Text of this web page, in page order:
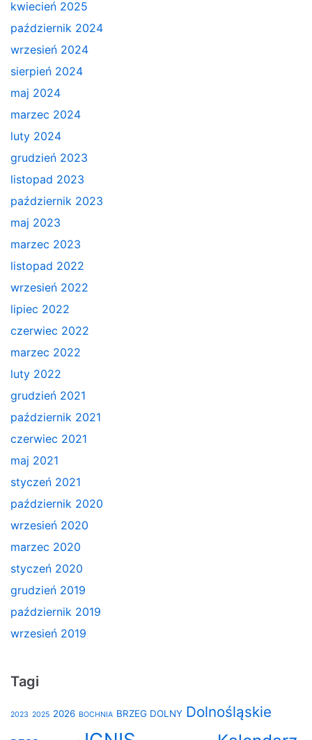
kwiecień 2025
październik 2024
wrzesień 2024
sierpień 2024
maj 2024
marzec 2024
luty 2024
grudzień 2023
listopad 2023
październik 2023
maj 2023
marzec 2023
listopad 2022
wrzesień 2022
lipiec 2022
czerwiec 2022
marzec 2022
luty 2022
grudzień 2021
październik 2021
czerwiec 2021
maj 2021
styczeń 2021
październik 2020
wrzesień 2020
marzec 2020
styczeń 2020
grudzień 2019
październik 2019
wrzesień 2019
Tagi
2023 2025 2026 BOCHNIA BRZEG DOLNY Dolnośląskie